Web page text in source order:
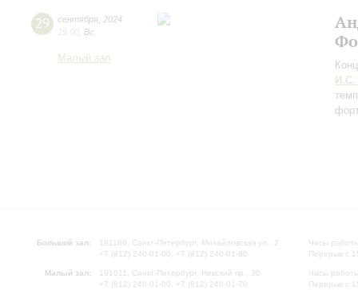
29 сентября 2024
19:00 Вс
Малый зал
И.С.
Большой зал:
191186, Санкт-Петербург, Михайловская ул., 2
+7 (812) 240-01-00, +7 (812) 240-01-80
Малый зал:
191011, Санкт-Петербург, Невский пр., 30
+7 (812) 240-01-00, +7 (812) 240-01-70
Часы
Перерыв с
Часы
Перерыв с